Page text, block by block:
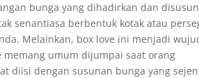
bunga yang dihadirkan dan
senantiasa berbentuk kotak atau
Melainkan, box love ini menjadi
umum dijumpai saat orang
diisi dengan susunan bunga yang